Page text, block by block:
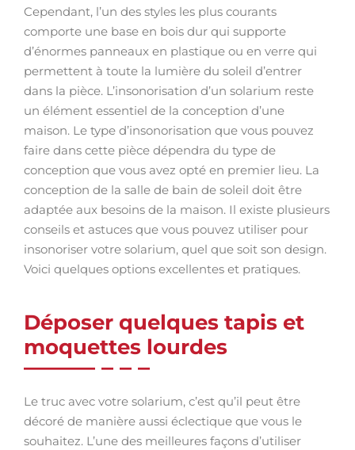
Cependant, l’un des styles les plus courants
comporte une base en bois dur qui supporte
d’énormes panneaux en plastique ou en verre qui
permettent à toute la lumière du soleil d’entrer
dans la pièce. L’insonorisation d’un solarium reste
un élément essentiel de la conception d’une
maison. Le type d’insonorisation que vous pouvez
faire dans cette pièce dépendra du type de
conception que vous avez opté en premier lieu. La
conception de la salle de bain de soleil doit être
adaptée aux besoins de la maison. Il existe plusieurs
conseils et astuces que vous pouvez utiliser pour
insonoriser votre solarium, quel que soit son design.
Voici quelques options excellentes et pratiques.
Déposer quelques tapis et
moquettes lourdes
Le truc avec votre solarium, c’est qu’il peut être
décoré de manière aussi éclectique que vous le
souhaitez. L’une des meilleures façons d’utiliser